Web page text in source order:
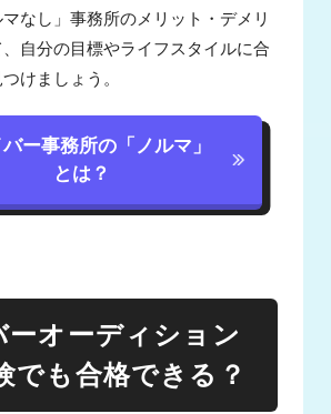
なし」事務所のメリット・デメリ
自分の目標やライフスタイルに合
けましょう。
ー事務所の「ノルマ」
とは？
ーオーディション
でも合格できる？